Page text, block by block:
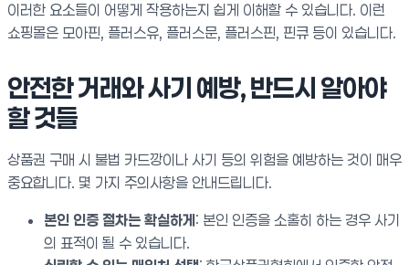
이러한 요소들이 어떻게 작용하는지 쉽게 이해할 수 있습니다. 이런
쇼핑몰은 모아핀, 플러스유, 플러스문, 플러스핀, 핀큐 등이 있습니다.
안전한 거래와 사기 예방, 반드시 알아야
할 것들
상품권 구매 시 불법 카드깡이나 사기 등의 위험을 예방하는 것이 매우
중요합니다. 몇 가지 주의사항을 안내드립니다.
본인 인증 절차는 확실하게: 본인 인증을 소홀히 하는 경우 사기
의 표적이 될 수 있습니다.